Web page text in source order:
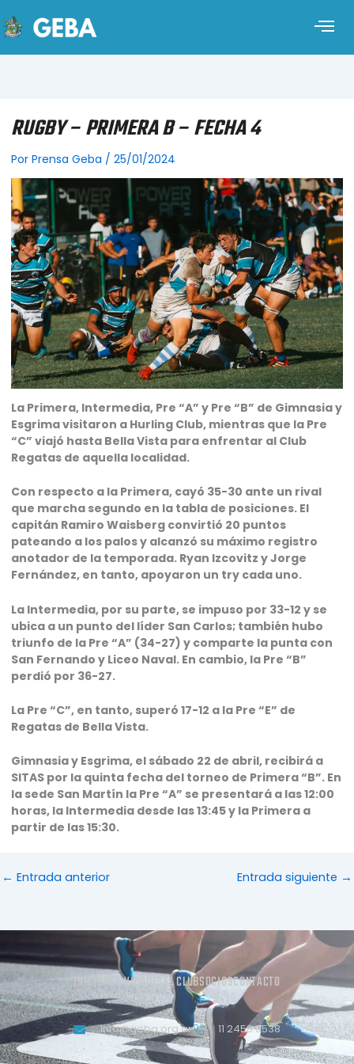
RUGBY – PRIMERA B – FECHA 4
Por Prensa Geba / 25/01/2024
La Primera, Intermedia, Pre “A” y Pre “B” de Gimnasia y
Esgrima visitaron a Hurling Club, mientras que la Pre
“C” viajó hasta Bella Vista para enfrentar al Club
Regatas de aquella localidad.
Con respecto a la Primera, cayó 35-30 ante un rival
que marcha segundo en la tabla de posiciones. El
capitán Ramiro Waisberg convirtió 20 puntos
pateando a los palos y alcanzó su máximo registro
anotador de la temporada. Ryan Izcovitz y Jorge
Fernández, en tanto, apoyaron un try cada uno.
La Intermedia, por su parte, se impuso por 33-12 y se
ubica a un punto del líder San Carlos; también hubo
triunfo de la Pre “A” (34-27) y comparte la punta con
San Fernando y Liceo Naval. En cambio, la Pre “B”
perdió por 36-27.
La Pre “C”, en tanto, superó 17-12 a la Pre “E” de
Regatas de Bella Vista.
Gimnasia y Esgrima, el sábado 22 de abril, recibirá a
SITAS por la quinta fecha del torneo de Primera “B”. En
la sede San Martín la Pre “A” se presentará a las 12:00
horas, la Intermedia desde las 13:45 y la Primera a
partir de las 15:30.
← Entrada anterior Entrada siguiente →
INICIOACTIVIDADES EL CLUBSOCIOSCONTACTO
info@geba.org.ar 11 2458.3538